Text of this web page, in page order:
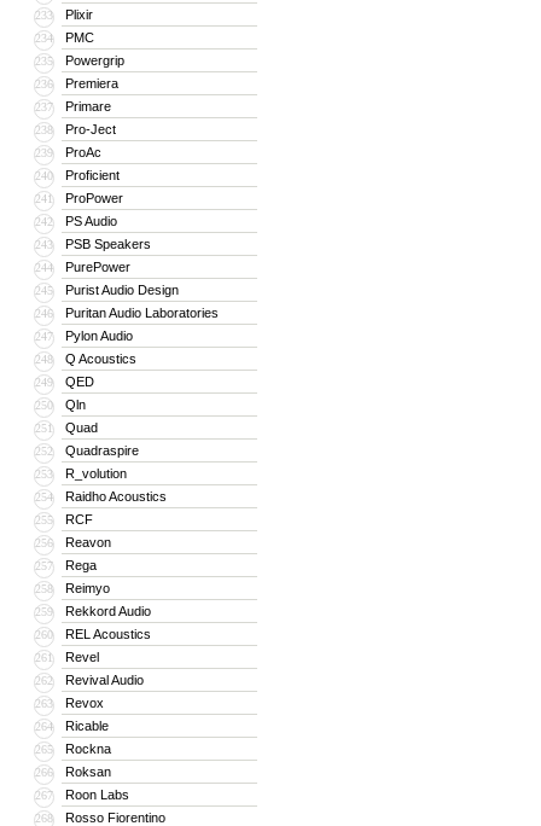
233 Plixir
234 PMC
235 Powergrip
236 Premiera
237 Primare
238 Pro-Ject
239 ProAc
240 Proficient
241 ProPower
242 PS Audio
243 PSB Speakers
244 PurePower
245 Purist Audio Design
246 Puritan Audio Laboratories
247 Pylon Audio
248 Q Acoustics
249 QED
250 Qln
251 Quad
252 Quadraspire
253 R_volution
254 Raidho Acoustics
255 RCF
256 Reavon
257 Rega
258 Reimyo
259 Rekkord Audio
260 REL Acoustics
261 Revel
262 Revival Audio
263 Revox
264 Ricable
265 Rockna
266 Roksan
267 Roon Labs
268 Rosso Fiorentino